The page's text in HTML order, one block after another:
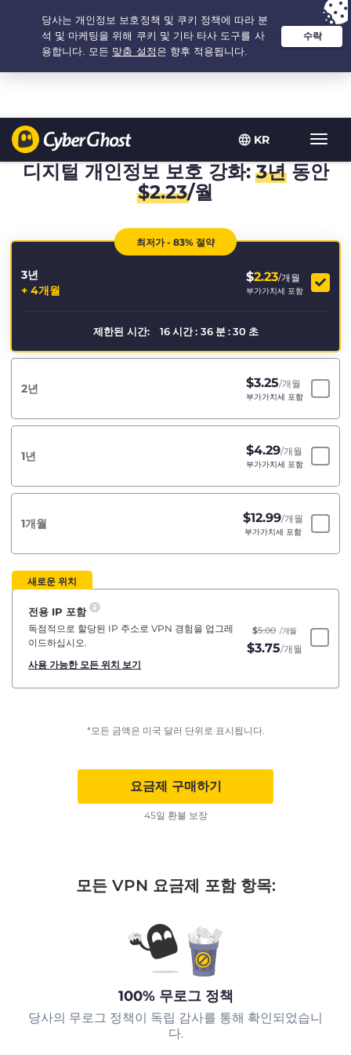
KR
탐
색
토
추천 옵션:최저가 - 3.3333333333333년 $ 2.23 /개월
디지털 개인정보 보호 강화:3년동안
$2.23/월
최저가 - 83% 절약
3년
+ 4개월
$2.23/개월
부가가치세 포함
제한된 시간: 16 시간 : 36 분 : 29 초
2년 $3.25/개월
부가가치세 포함
1년 $4.29/개월
부가가치세 포함
1개월 $12.99/개월
부가가치세 포함
새로운 위치
전용 IP 포함
독점적으로 할당된 IP 주소로 VPN 경험을 업그레
이드하십시오.
사용 가능한 모든 위치 보기
$5.00 /개월
$3.75/개월
*모든 금액은 미국 달러 단위로 표시됩니다.
요금제 구매하기
45일 환불 보장
모든 VPN 요금제 포함 항목:
100% 무로그 정책
당사의 무로그 정책이 독립 감사를 통해 확인되었습니
다.